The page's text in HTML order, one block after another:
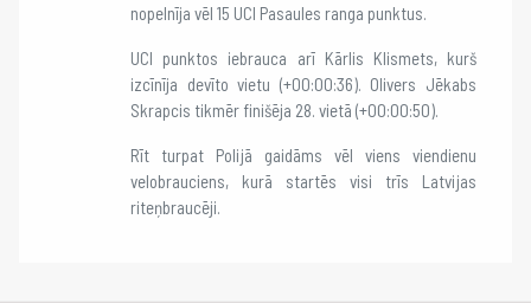
nopelnīja vēl 15 UCI Pasaules ranga punktus.
UCI punktos iebrauca arī Kārlis Klismets, kurš
izcīnīja devīto vietu (+00:00:36). Olivers Jēkabs
Skrapcis tikmēr finišēja 28. vietā (+00:00:50).
Rīt turpat Polijā gaidāms vēl viens viendienu
velobrauciens, kurā startēs visi trīs Latvijas
riteņbraucēji.